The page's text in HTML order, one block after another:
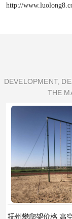
http://
DEVELOPMENT,
THE
抚州攀爬架价格 高空心理训练器材 标准尺寸